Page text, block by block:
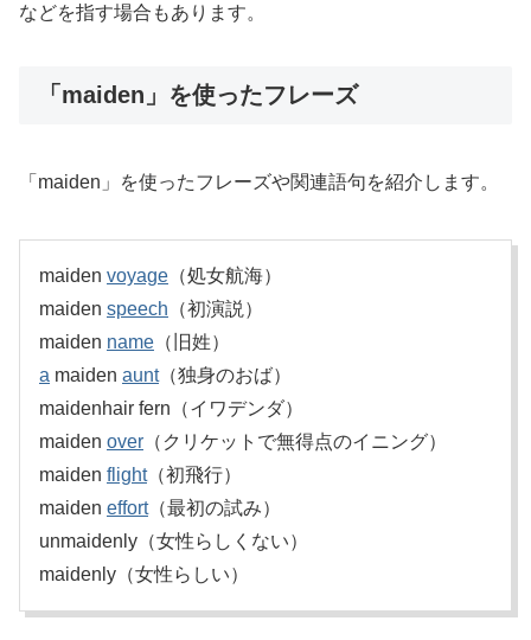
などを指す場合もあります。
「maiden」を使ったフレーズ
「maiden」を使ったフレーズや関連語句を紹介します。
maiden voyage （処女航海）
maiden speech （初演説）
maiden name （旧姓）
a maiden aunt（独身のおば）
maidenhair fern（イワデンダ）
maiden over （クリケットで無得点のイニング）
maiden flight（初飛行）
maiden effort（最初の試み）
unmaidenly（女性らしくない）
maidenly（女性らしい）